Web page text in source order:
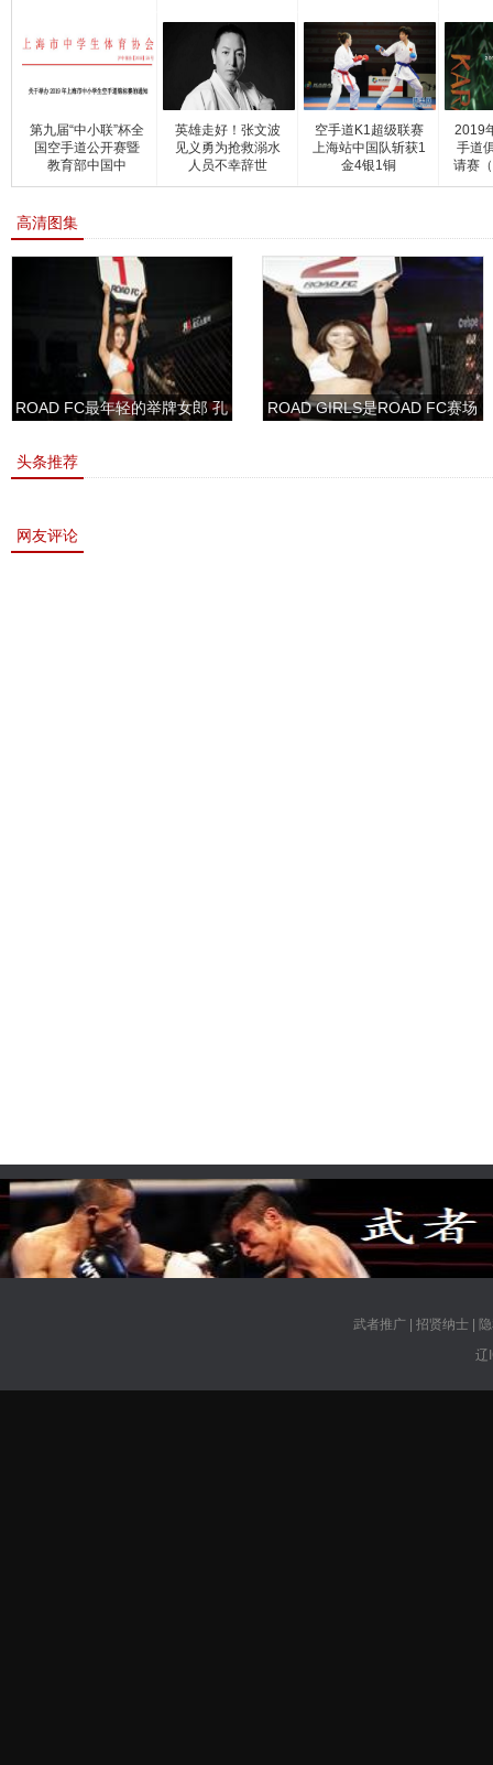
第九届“中小联”杯全
国空手道公开赛暨
教育部中国中
英雄走好！张文波
见义勇为抢救溺水
人员不幸辞世
空手道K1超级联赛
上海站中国队斩获1
金4银1铜
2019
手道
请赛
高清图集
ROAD FC最年轻的举牌女郎 孔
ROAD GIRLS是ROAD FC赛场
头条推荐
网友评论
武者推广| 招贤纳士|
辽